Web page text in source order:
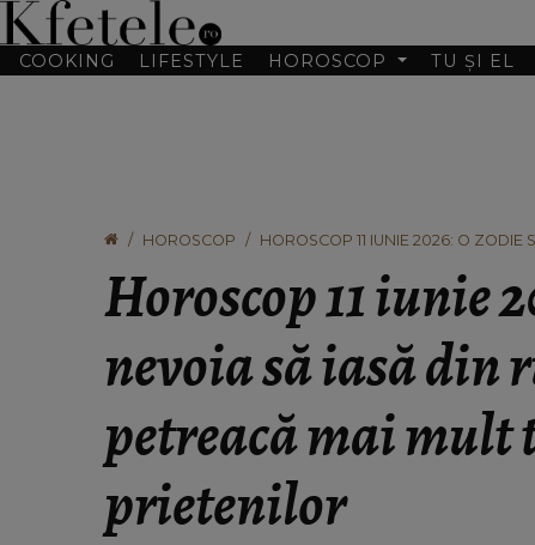
COOKING LIFESTYLE HOROSCOP TU ȘI EL
HOROSCOP
HOROSCOP 11 IUNIE 2026: O ZODIE
Horoscop 11 iunie
nevoia să iasă din
petreacă mai
prietenilor